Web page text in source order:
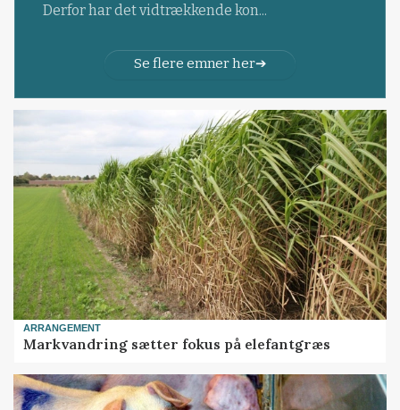
Derfor har det vidtrækkende kon...
Se flere emner her
ARRANGEMENT
Markvandring sætter fokus på elefantgræs